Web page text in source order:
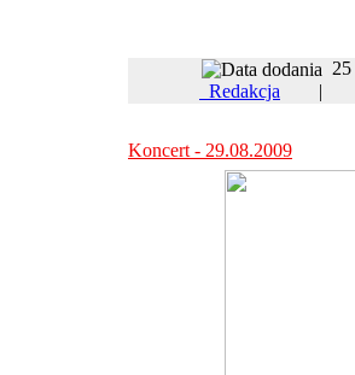
Redakcja
Koncert - 29.08.2009